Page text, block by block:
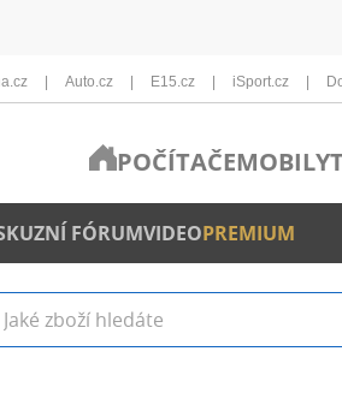
Auto.cz E15.cz iSport.cz
POČÍTAČEMOBILY
FÓRUMVIDEOPREMIUM